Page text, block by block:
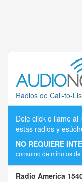
Radios de Call-to-
Dele click o llame
estas radios y
NO REQUIERE
consumo de minutos
Radio America